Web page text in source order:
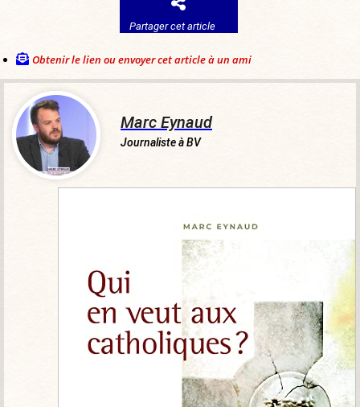
Partager cet article
Obtenir le lien ou envoyer cet article à un ami
Marc Eynaud
Journaliste à BV